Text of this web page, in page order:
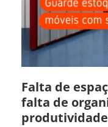
Falta de
falta de
produtividade